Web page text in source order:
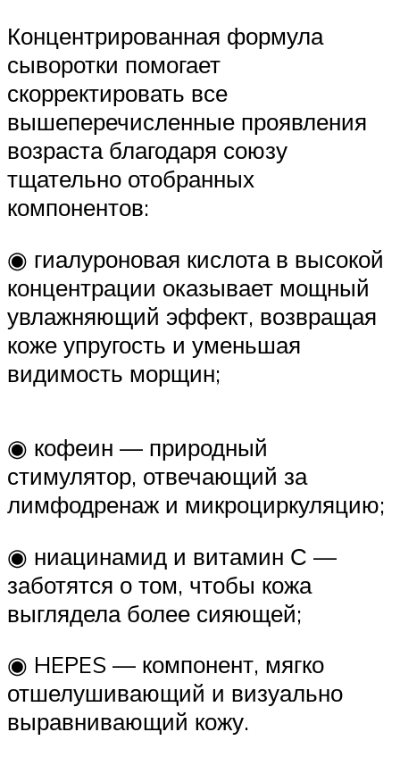
Концентрированная формула
сыворотки помогает
скорректировать все
вышеперечисленные проявления
возраста благодаря союзу
тщательно отобранных
компонентов:
◉ гиалуроновая кислота в высокой
концентрации оказывает мощный
увлажняющий эффект, возвращая
коже упругость и уменьшая
видимость морщин;
◉ кофеин — природный
стимулятор, отвечающий за
лимфодренаж и микроциркуляцию;
◉ ниацинамид и витамин С —
заботятся о том, чтобы кожа
выглядела более сияющей;
◉ HEPES — компонент, мягко
отшелушивающий и визуально
выравнивающий кожу.